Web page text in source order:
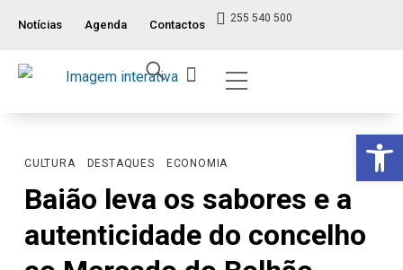
Notícias Agenda Contactos 255 540 500
CULTURA DESTAQUES ECONOMIA
Baião leva os sabores e a
autenticidade do concelho